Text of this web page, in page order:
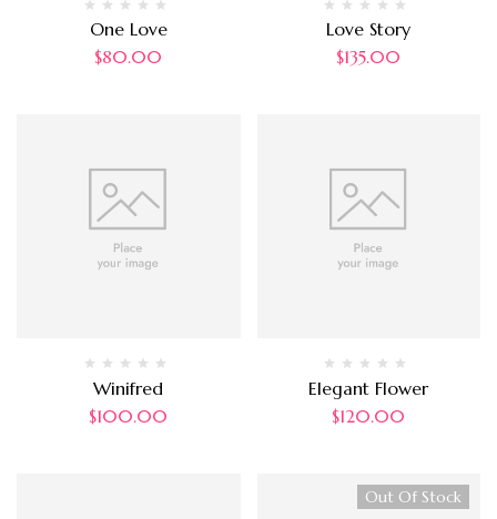
One Love
$80.00
Love Story
$135.00
Winifred
$100.00
Elegant Flower
$120.00
Out Of Stock